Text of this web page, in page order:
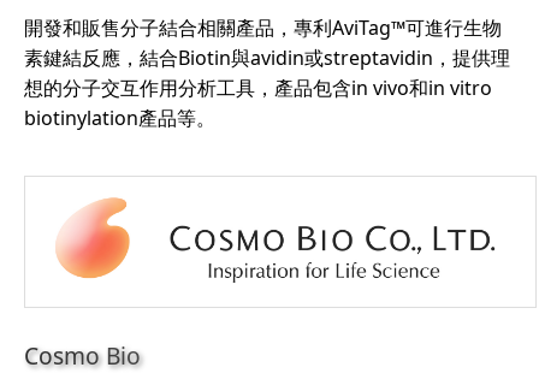
開發和販售分子結合相關產品，專利AviTag™可進行生物
素鍵結反應，結合Biotin與avidin或streptavidin，提供理
想的分子交互作用分析工具，產品包含in vivo和in vitro
biotinylation產品等。
Cosmo Bio